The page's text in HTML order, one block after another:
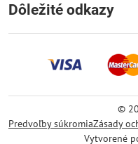
Dôležité odkazy
©
Predvoľby súkromiaZásady
Vytvorené